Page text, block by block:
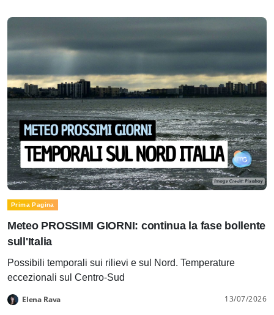
Prima Pagina
Meteo PROSSIMI GIORNI: continua la fase bollente
sull'Italia
Possibili temporali sui rilievi e sul Nord. Temperature
eccezionali sul Centro-Sud
Elena Rava 13/07/2026